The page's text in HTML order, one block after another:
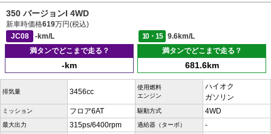
350 バージョンI 4WD
新車時価格619万円(税込)
JC08
-km/L 10・15
9.6km/L
満タンでどこまで走る？
-km
満タンでどこまで走る？
681.6km
排気量 3456cc
使用燃料
エンジン
ハイオク
ガソリン
ミッション フロア6AT 駆動方式 4WD
最大出力 315ps/6400rpm 過給器（ターボ） -